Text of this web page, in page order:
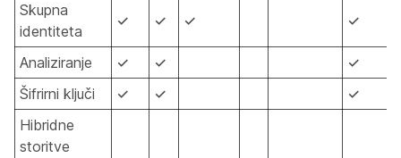
Skupna
identiteta
✓ ✓ ✓ ✓
Analiziranje ✓ ✓
✓
Šifrirni ključi
✓ ✓
✓
Hibridne
storitve